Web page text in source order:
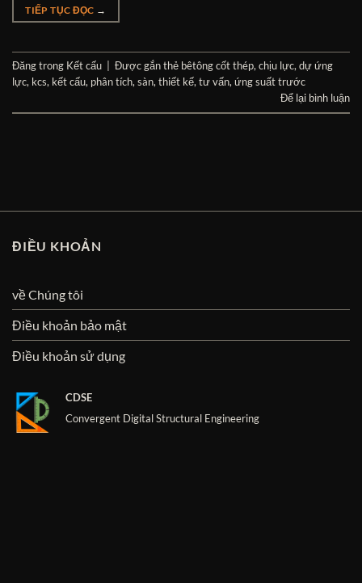
TIẾP TỤC ĐỌC →
Đăng trong Kết cấu Được gắn thẻ bêtông cốt thép, chịu lực, dự ứng
lực, kcs, kết cấu, phân tích, sàn, thiết kế, tư vấn, ứng suất trước
Để lại bình luận
ĐIỀU KHOẢN
về Chúng tôi
Điều khoản bảo mật
Điều khoản sử dụng
CDSE
Convergent Digital Structural Engineering